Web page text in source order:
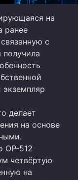
на
ранее
с
получила
делает
на основе
OP-512
четвёртую
на